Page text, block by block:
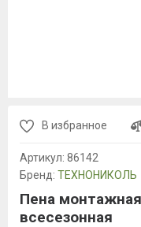
В избранное
Артикул: 86142
Бренд: ТЕХНОНИКОЛЬ
Пена
всесезонная